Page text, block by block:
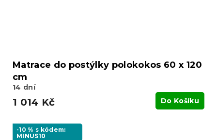
Matrace do postýlky polokokos 60 x 120
cm
14 dní
1 014 Kč Do Košíku
-10 % s kódem:
MINUS10